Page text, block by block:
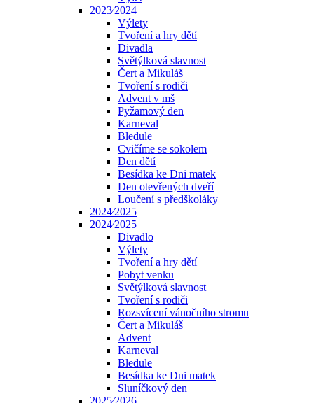
2023⁄2024
Výlety
Tvoření a hry dětí
Divadla
Světýlková slavnost
Čert a Mikuláš
Tvoření s rodiči
Advent v mš
Pyžamový den
Karneval
Bledule
Cvičíme se sokolem
Den dětí
Besídka ke Dni matek
Den otevřených dveří
Loučení s předškoláky
2024⁄2025
2024⁄2025
Divadlo
Výlety
Tvoření a hry dětí
Pobyt venku
Světýlková slavnost
Tvoření s rodiči
Rozsvícení vánočního stromu
Čert a Mikuláš
Advent
Karneval
Bledule
Besídka ke Dni matek
Sluníčkový den
2025⁄2026